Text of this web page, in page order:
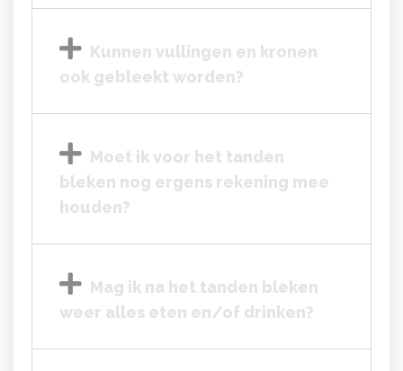
Kunnen vullingen en kronen
ook gebleekt worden?
Moet ik voor het tanden
bleken nog ergens rekening mee
houden?
Mag ik na het tanden bleken
weer alles eten en/of drinken?